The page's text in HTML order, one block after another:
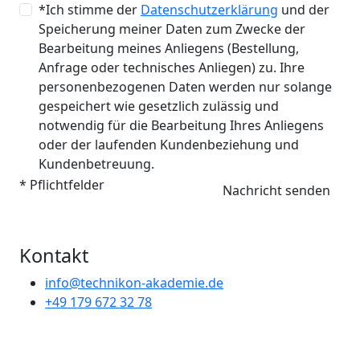
*Ich stimme der Datenschutzerklärung und der
Speicherung meiner Daten zum Zwecke der
Bearbeitung meines Anliegens (Bestellung,
Anfrage oder technisches Anliegen) zu. Ihre
personenbezogenen Daten werden nur solange
gespeichert wie gesetzlich zulässig und
notwendig für die Bearbeitung Ihres Anliegens
oder der laufenden Kundenbeziehung und
Kundenbetreuung.
* Pflichtfelder
Nachricht senden
Kontakt
info@technikon-akademie.de
+49 179 672 32 78